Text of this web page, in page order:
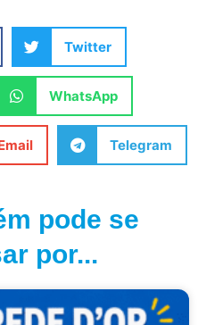
Twitter
WhatsApp
Telegram
pode se
por...